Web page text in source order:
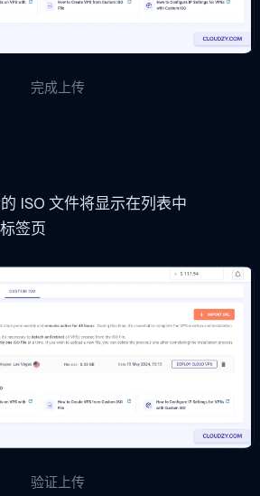
完成上传
ISO 文件将显示在列表中
标签页
验证上传